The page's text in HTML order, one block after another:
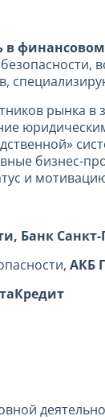
финансовом
рынка в
бизнес-
и
Банк Санкт-
АКБ